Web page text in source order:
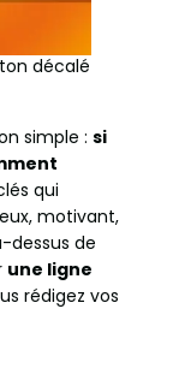
décalé
simple : si
qui
motivant,
dessus de
une ligne
rédigez vos